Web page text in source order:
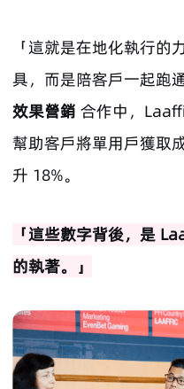
「這就是在地化執行的
具，而是陪客戶一起跑
效果營銷 合作中，
幫助客戶將單用戶獲取
升 18%。
「這些數字背後，是
的執著。」